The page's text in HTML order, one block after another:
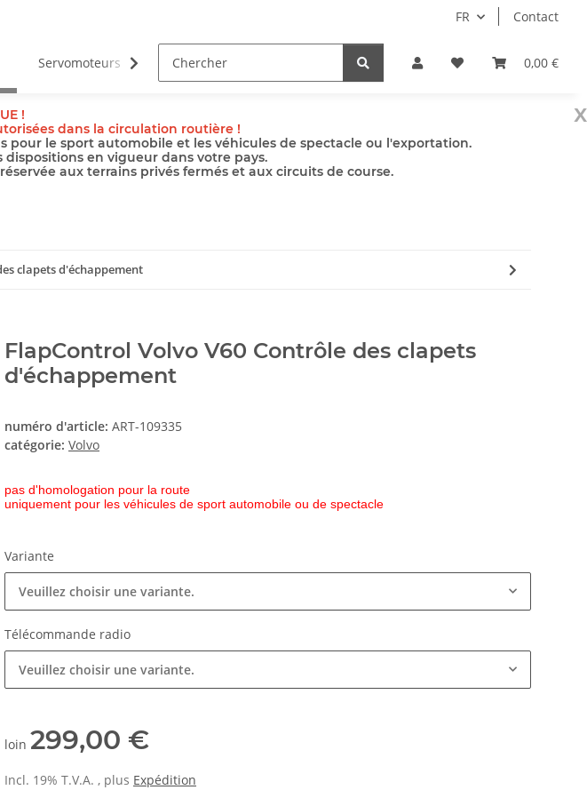
FR Contact
0,00 €
Servomoteurs Câble Accessoires
x
!
dans la circulation routière !
le sport automobile et les véhicules de spectacle ou l'exportation.
en vigueur dans votre pays.
aux terrains privés fermés et aux circuits de course.
clapets d'échappement
FlapControl Volvo V60 Contrôle des clapets
d'échappement
numéro d'article: ART-109335
catégorie: Volvo
pas d'homologation pour la route
uniquement pour les véhicules de sport automobile ou de spectacle
Variante
Veuillez choisir une variante.
Télécommande radio
Veuillez choisir une variante.
loin 299,00 €
Incl. 19% T.V.A. , plus Expédition